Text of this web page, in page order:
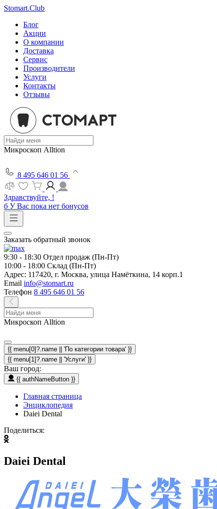
Stomart.Club
Блог
Акции
О компании
Доставка
Сервис
Производители
Услуги
Контакты
Отзывы
Микроскоп Alltion
8 495 646 01 56
Здравствуйте, !
б У Вас пока нет бонусов
Заказать обратный звонок
9:30 - 18:30 Отдел продаж (Пн-Пт)
10:00 - 18:00 Склад (Пн-Пт)
Адрес: 117420, г. Москва, улица Намёткина, 14 корп.1
Email info@stomart.ru
Телефон 8 495 646 01 56
Микроскоп Alltion
{{ menu[0]?.name || 'По категории товара' }}
{{ menu[1]?.name || 'Услуги' }}
Ваш город:
{{ authNameButton }}
Главная страница
Энциклопедия
Daiei Dental
Поделиться:
Daiei Dental